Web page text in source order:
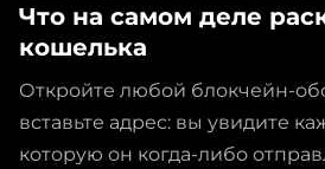
Что на самом деле
кошелька
Откройте любой блокчейн-
вставьте адрес: вы увидите
которую он когда-либо